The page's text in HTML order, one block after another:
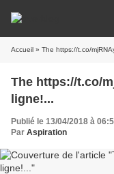
Accueil » The https://t.co/
The https://t.co/
ligne!...
Publié le 13/04/2018 à
Par Aspiration